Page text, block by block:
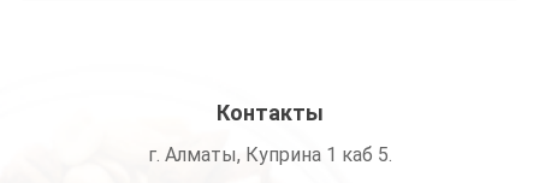
Контакты
г. Алматы, Куприна 1 каб 5.